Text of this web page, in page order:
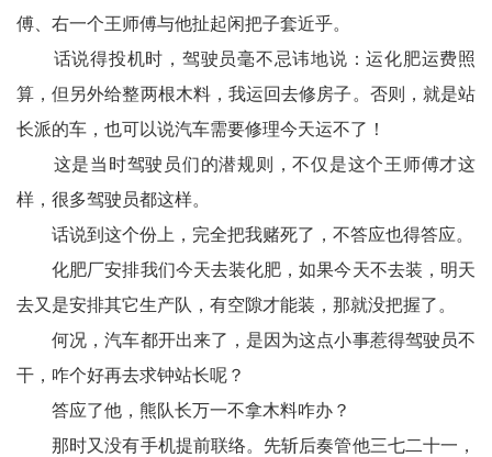
傅、右一个王师傅与他扯起闲把子套近乎。
话说得投机时，驾驶员毫不忌讳地说：运化肥运费照
算，但另外给整两根木料，我运回去修房子。否则，就是站
长派的车，也可以说汽车需要修理今天运不了！
这是当时驾驶员们的潜规则，不仅是这个王师傅才这
样，很多驾驶员都这样。
话说到这个份上，完全把我赌死了，不答应也得答应。
化肥厂安排我们今天去装化肥，如果今天不去装，明天
去又是安排其它生产队，有空隙才能装，那就没把握了。
何况，汽车都开出来了，是因为这点小事惹得驾驶员不
干，咋个好再去求钟站长呢？
答应了他，熊队长万一不拿木料咋办？
那时又没有手机提前联络。先斩后奏管他三七二十一，